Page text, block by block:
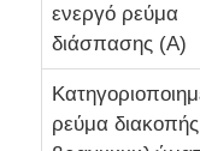
Υπηρεσία
Κιβώτιο
ενεργό ρεύμα
διάσπασης (A)
ρεύμα διακοπής